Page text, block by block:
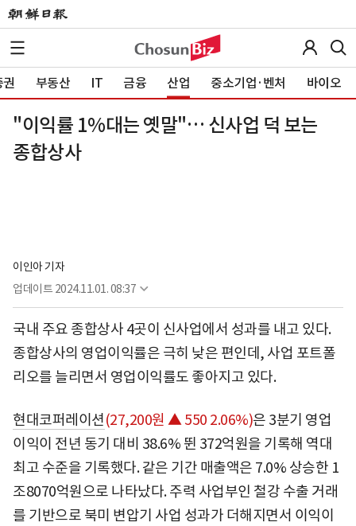
부동산 IT 금융 산업 중소기업·벤처 바이오
"이익률 1%대는 옛말"… 신사업 덕 보는
종합상사
이인아 기자
업데이트 2024.11.01. 08:37
국내 주요 종합상사 4곳이 신사업에서 성과를 내고 있다.
종합상사의 영업이익률은 극히 낮은 편인데, 사업 포트폴
리오를 늘리면서 영업이익률도 좋아지고 있다.
현대코퍼레이션(27,200원 ▲ 550 2.06%)은 3분기 영업
이익이 전년 동기 대비 38.6% 뛴 372억원을 기록해 역대
최고 수준을 기록했다. 같은 기간 매출액은 7.0% 상승한 1
조8070억원으로 나타났다. 주력 사업부인 철강 수출 거래
를 기반으로 북미 변압기 사업 성과가 더해지면서 이익이